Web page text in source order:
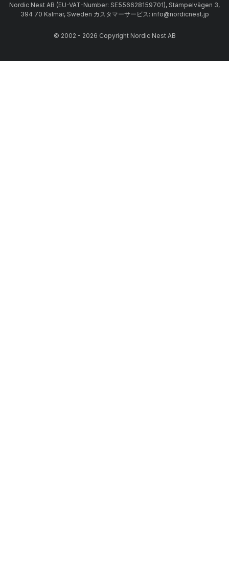
Nordic Nest AB (EU-VAT-Number: SE556628159701), Stämpelvägen 3,
394 70 Kalmar, Sweden カスタマーサービス: info@nordicnest.jp
© 2002 - 2026 Copyright Nordic Nest AB